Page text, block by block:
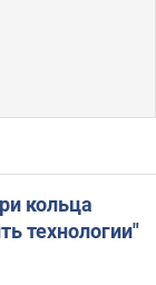
кольца
технологии"